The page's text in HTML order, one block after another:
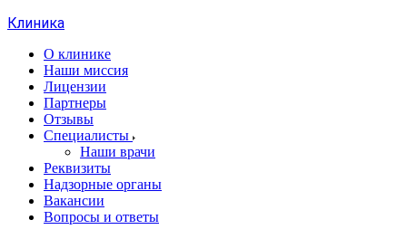
Клиника
О клинике
Наши миссия
Лицензии
Партнеры
Отзывы
Специалисты
Наши врачи
Реквизиты
Надзорные органы
Вакансии
Вопросы и ответы